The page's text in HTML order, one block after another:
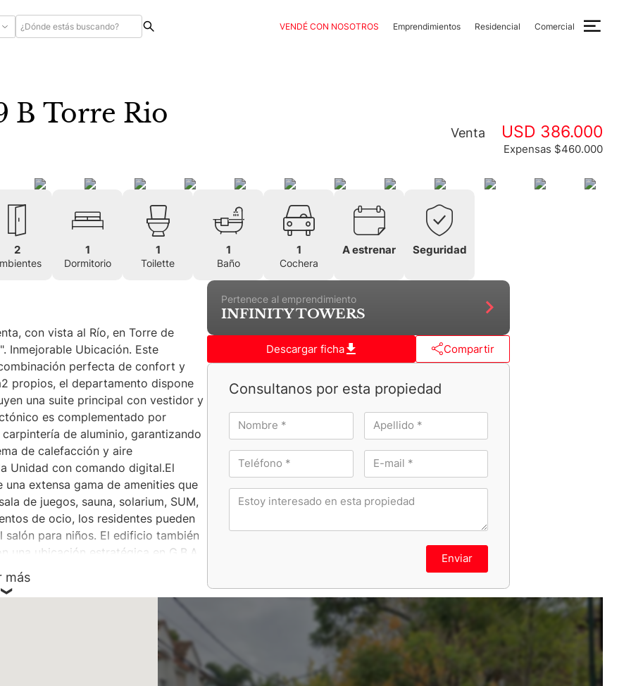
VENDÉ CON NOSOTROS Emprendimientos Residencial Comercial
B Torre Rio
Venta USD 386.000
Expensas $460.000
2 1
Dormitorio
1
Toilette
1
Baño
1
Cochera
A estrenar Seguridad
con vista al Río, en Torre de
Inmejorable Ubicación. Este
perfecta de confort y
propios, el departamento dispone
una suite principal con vestidor y
es complementado por
de aluminio, garantizando
de calefacción y aire
Unidad con comando digital.El
extensa gama de amenities que
de juegos, sauna, solarium, SUM,
de ocio, los residentes pueden
para niños. El edificio también
una ubicación estratégica en G.B.A.
opción ideal para quienes buscan
con acceso a las
las zonas más codiciadas del norte
más
Pertenece al emprendimiento
INFINITY TOWERS
Descargar ficha Compartir
Consultanos por esta propiedad
Enviar